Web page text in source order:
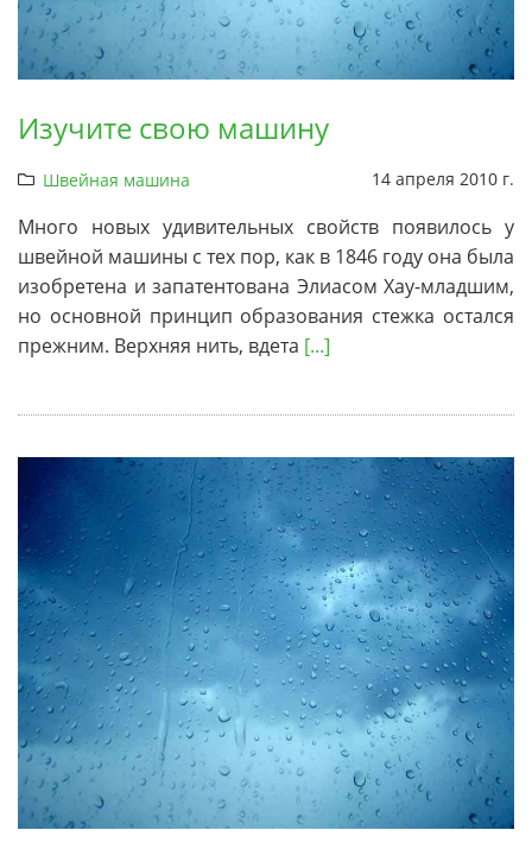
Изучите свою машину
Швейная машина 14 апреля 2010 г.
Много новых удивительных свойств появилось у
швейной машины с тех пор, как в 1846 году она была
изобретена и запатентована Элиасом Хау-младшим,
но основной принцип образования стежка остался
прежним. Верхняя нить, вдета [...]